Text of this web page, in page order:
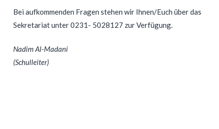
Bei aufkommenden Fragen stehen wir Ihnen/Euch über das
Sekretariat unter 0231- 5028127 zur Verfügung.
Nadim Al-Madani
(Schulleiter)